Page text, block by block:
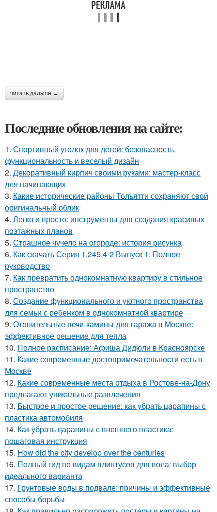
читать дальше →
Последние обновления на сайте:
1. Спортивный уголок для детей: безопасность,
функциональность и веселый дизайн
2. Декоративный кирпич своими руками: мастер-класс
для начинающих
3. Какие исторические районы Тольятти сохраняют свой
оригинальный облик
4. Легко и просто: инструменты для создания красивых
поэтажных планов
5. Страшное чучело на огороде: история рисунка
6. Как скачать Серия 1.245.4-2 Выпуск 1: Полное
руководство
7. Как превратить однокомнатную квартиру в стильное
пространство
8. Создание функционального и уютного пространства
для семьи с ребенком в однокомнатной квартире
9. Отопительные печи-камины для гаража в Москве:
эффективное решение для тепла
10. Полное расписание: Афиша Дидюли в Красноярске
11. Какие современные достопримечательности есть в
Москве
12. Какие современные места отдыха в Ростове-на-Дону
предлагают уникальные развлечения
13. Быстрое и простое решение: как убрать царапины с
пластика автомобиля
14. Как убрать царапины с внешнего пластика:
пошаговая инструкция
15. How did the city develop over the centuries
16. Полный гид по видам плинтусов для пола: выбор
идеального варианта
17. Грунтовые воды в подвале: причины и эффективные
способы борьбы